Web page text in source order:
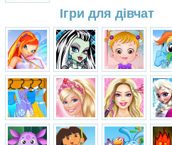
Ігри для дівчат